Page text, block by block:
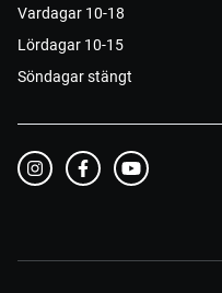
Vardagar 10-18
Lördagar 10-15
Söndagar stängt